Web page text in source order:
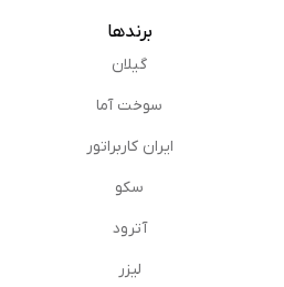
برندها
گیلان
سوخت آما
ایران کاربراتور
سکو
آترود
لیزر